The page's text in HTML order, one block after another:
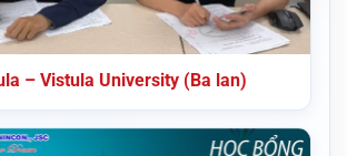
– Vistula University (Ba lan)